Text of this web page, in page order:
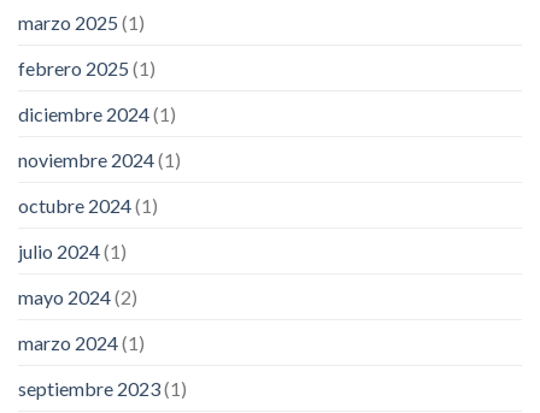
marzo 2025 (1)
febrero 2025 (1)
diciembre 2024(1)
noviembre 2024(1)
octubre 2024(1)
julio 2024(1)
mayo 2024(2)
marzo 2024(1)
septiembre 2023(1)